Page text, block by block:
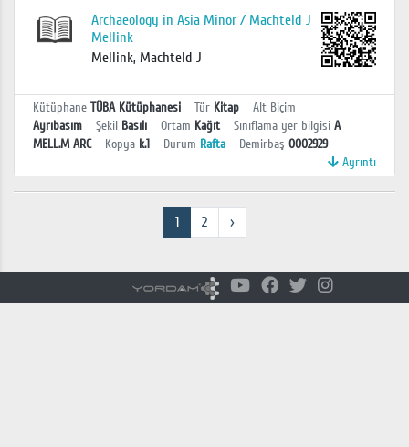
Archaeology in Asia Minor / Machteld J
Mellink
Mellink, Machteld J
Kütüphane TÜBA Kütüphanesi Tür Kitap
Alt Biçim
Ayrıbasım
Şekil Basılı Ortam Kağıt Sınıflama yer bilgisi A
MELL.M ARC
Kopya k.1 Durum Rafta Demirbaş 0002929
Ayrıntı
1 2 ›